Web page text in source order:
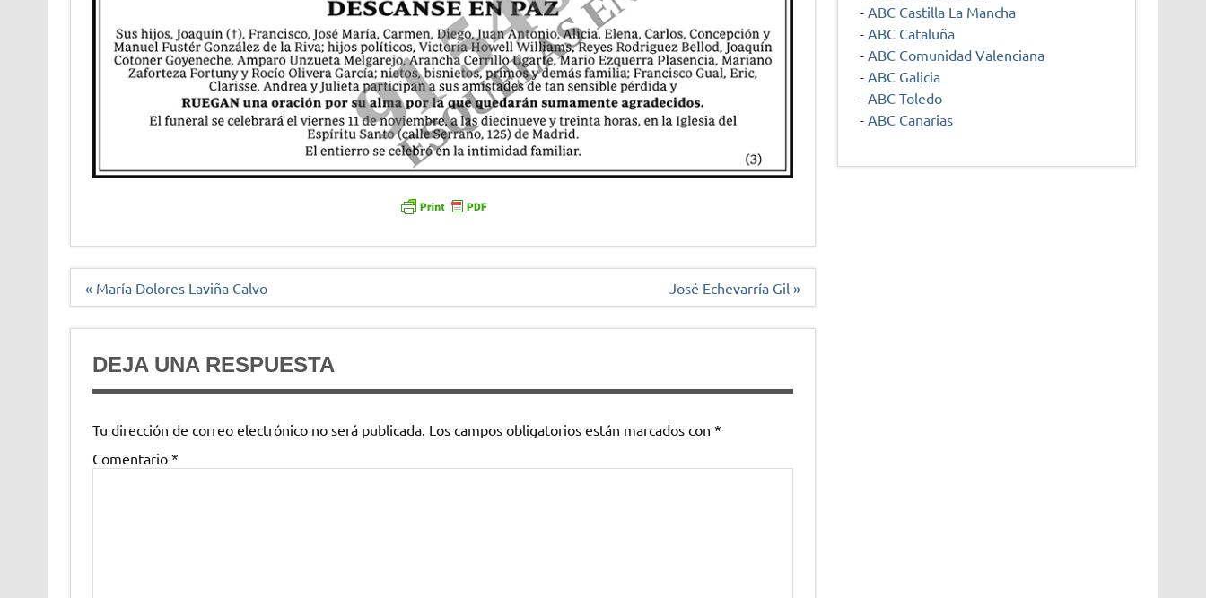
Navegación
« María Dolores Laviña Calvo José Echevarría Gil »
DEJA UNA RESPUESTA
Tu dirección de correo electrónico no será publicada. Los campos obligatorios están marcados con *
Comentario *
- ABC Castilla La Mancha
- ABC Cataluña
- ABC Comunidad Valenciana
- ABC Galicia
- ABC Toledo
- ABC Canarias